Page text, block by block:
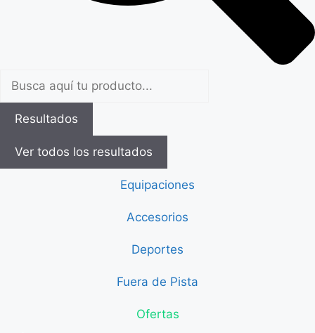
Resultados
Ver todos los resultados
Equipaciones
Accesorios
Deportes
Fuera de Pista
Ofertas